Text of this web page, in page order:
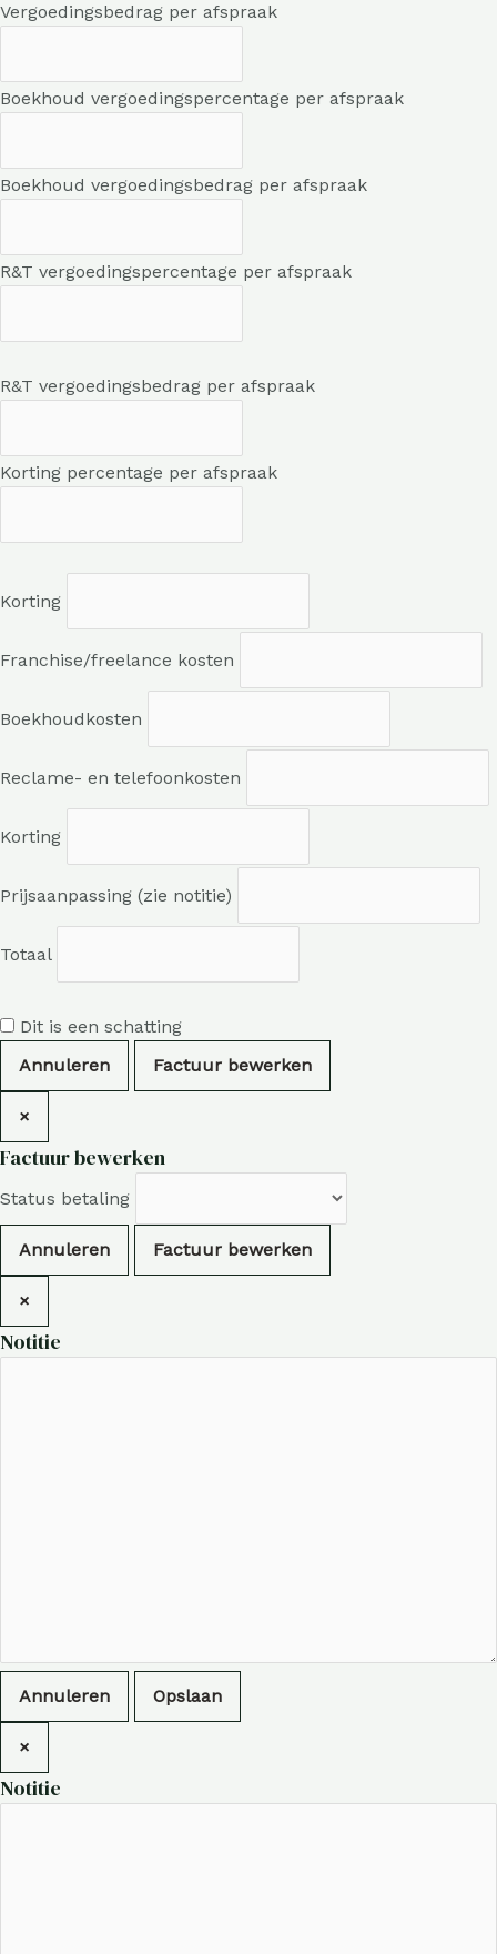
Vergoedingsbedrag per afspraak
Boekhoud vergoedingspercentage per afspraak
Boekhoud vergoedingsbedrag per afspraak
R&T vergoedingspercentage per afspraak
R&T vergoedingsbedrag per afspraak
Korting percentage per afspraak
Korting
Franchise/freelance kosten
Boekhoudkosten
Reclame- en telefoonkosten
Korting
Prijsaanpassing (zie notitie)
Totaal
Dit is een schatting
Annuleren
Factuur bewerken
×
Factuur bewerken
Status betaling
Annuleren Factuur bewerken
×
Notitie
Annuleren Opslaan
×
Notitie